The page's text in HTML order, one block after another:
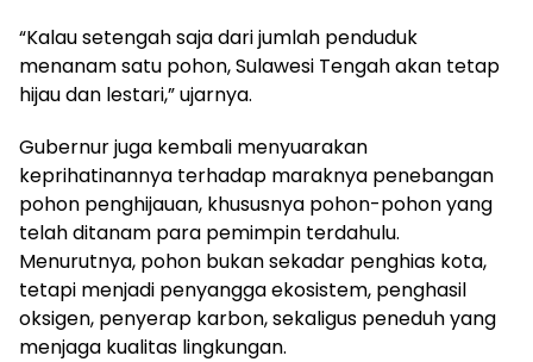
“Kalau setengah saja dari jumlah penduduk
menanam satu pohon, Sulawesi Tengah akan tetap
hijau dan lestari,” ujarnya.
Gubernur juga kembali menyuarakan
keprihatinannya terhadap maraknya penebangan
pohon penghijauan, khususnya pohon-pohon yang
telah ditanam para pemimpin terdahulu.
Menurutnya, pohon bukan sekadar penghias kota,
tetapi menjadi penyangga ekosistem, penghasil
oksigen, penyerap karbon, sekaligus peneduh yang
menjaga kualitas lingkungan.